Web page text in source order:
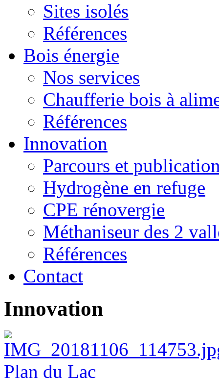
Sites isolés
Références
Bois énergie
Nos services
Chaufferie bois à
Références
Innovation
Parcours et
Hydrogène en refuge
CPE rénovergie
Méthaniseur des 2
Références
Contact
Innovation
Plan du Lac